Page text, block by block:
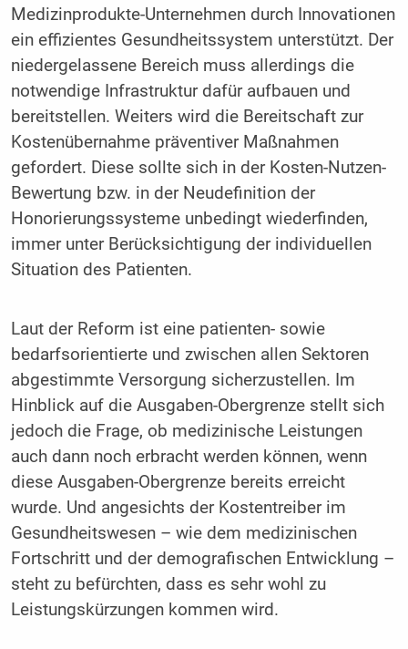
Medizinprodukte-Unternehmen durch Innovationen
ein effizientes Gesundheitssystem unterstützt. Der
niedergelassene Bereich muss allerdings die
notwendige Infrastruktur dafür aufbauen und
bereitstellen. Weiters wird die Bereitschaft zur
Kostenübernahme präventiver Maßnahmen
gefordert. Diese sollte sich in der Kosten-Nutzen-
Bewertung bzw. in der Neudefinition der
Honorierungssysteme unbedingt wiederfinden,
immer unter Berücksichtigung der individuellen
Situation des Patienten.
Laut der Reform ist eine patienten- sowie
bedarfsorientierte und zwischen allen Sektoren
abgestimmte Versorgung sicherzustellen. Im
Hinblick auf die Ausgaben-Obergrenze stellt sich
jedoch die Frage, ob medizinische Leistungen
auch dann noch erbracht werden können, wenn
diese Ausgaben-Obergrenze bereits erreicht
wurde. Und angesichts der Kostentreiber im
Gesundheitswesen – wie dem medizinischen
Fortschritt und der demografischen Entwicklung –
steht zu befürchten, dass es sehr wohl zu
Leistungskürzungen kommen wird.